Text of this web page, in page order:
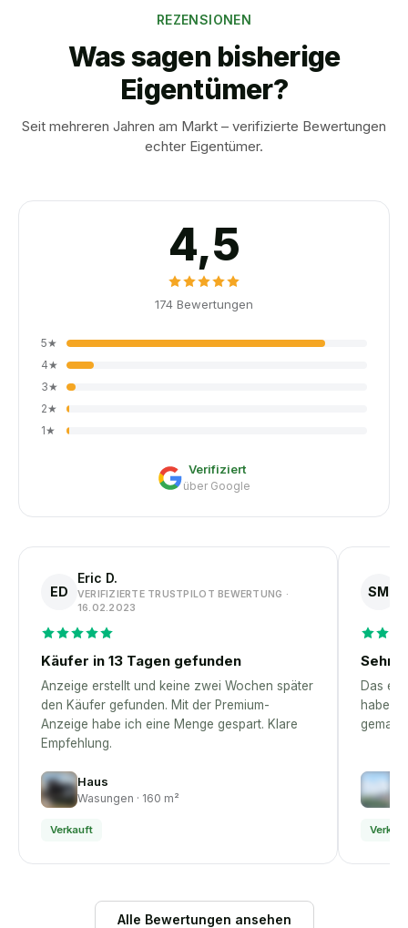
REZENSIONEN
Was sagen bisherige
Eigentümer?
Seit mehreren Jahren am Markt – verifizierte Bewertungen
echter Eigentümer.
4,5
174 Bewertungen
5★
4★
3★
2★
1★
Verifiziert
über Google
ED
Eric D.
VERIFIZIERTE TRUSTPILOT BEWERTUNG ·
16.02.2023
Käufer in 13 Tagen gefunden
Anzeige erstellt und keine zwei Wochen später
den Käufer gefunden. Mit der Premium-
Anzeige habe ich eine Menge gespart. Klare
Empfehlung.
Haus
Wasungen · 160 m²
Verkauft
SM
Sehr
Das
habe –
Alle Bewertungen ansehen